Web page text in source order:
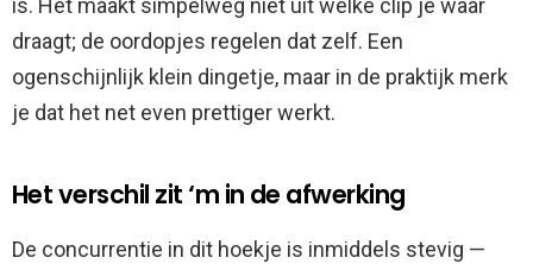
is. Het maakt simpelweg niet uit welke clip je waar
draagt; de oordopjes regelen dat zelf. Een
ogenschijnlijk klein dingetje, maar in de praktijk merk
je dat het net even prettiger werkt.
Het verschil zit ‘m in de afwerking
De concurrentie in dit hoekje is inmiddels stevig —